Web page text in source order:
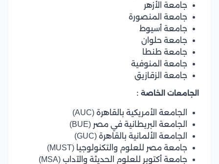
جامعة الأزهر
جامعة المنصورة
جامعة أسيوط
جامعة حلوان
جامعة طنطا
جامعة المنوفية
جامعة الزقازيق
الجامعات الخاصة :
الجامعة الأمريكية بالقاهرة (AUC)
الجامعة البريطانية في مصر (BUE)
الجامعة الألمانية بالقاهرة (GUC)
جامعة مصر للعلوم والتكنولوجيا (MUST)
جامعة أكتوبر للعلوم الحديثة والآداب (MSA)